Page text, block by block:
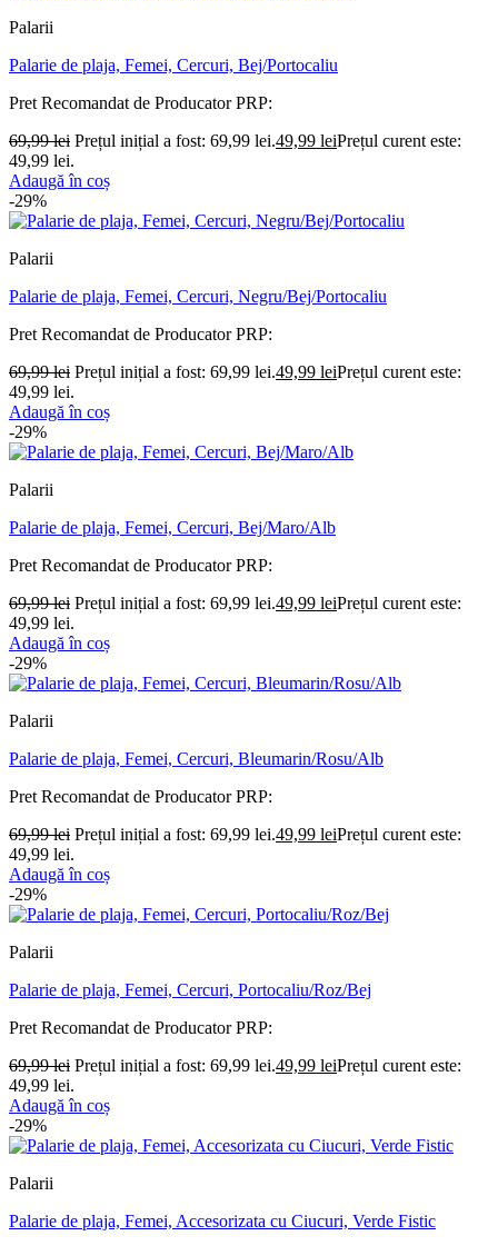
Palarii
Palarie de plaja, Femei, Cercuri, Bej/Portocaliu
Pret Recomandat de ProducatorPRP:
69,99lei Prețul inițial a fost: 69,99 lei.49,99 leiPrețul curent este:
49,99 lei.
Adaugă în coș
-29%
Palarii
Palarie de plaja, Femei, Cercuri, Negru/Bej/Portocaliu
Pret Recomandat de ProducatorPRP:
69,99lei Prețul inițial a fost: 69,99 lei.49,99 leiPrețul curent este:
49,99 lei.
Adaugă în coș
-29%
Palarii
Palarie de plaja, Femei, Cercuri, Bej/Maro/Alb
Pret Recomandat de ProducatorPRP:
69,99lei Prețul inițial a fost: 69,99 lei.49,99 leiPrețul curent este:
49,99 lei.
Adaugă în coș
-29%
Palarii
Palarie de plaja, Femei, Cercuri, Bleumarin/Rosu/Alb
Pret Recomandat de ProducatorPRP:
69,99lei Prețul inițial a fost: 69,99 lei.49,99 leiPrețul curent este:
49,99 lei.
Adaugă în coș
-29%
Palarii
Palarie de plaja, Femei, Cercuri, Portocaliu/Roz/Bej
Pret Recomandat de ProducatorPRP:
69,99lei Prețul inițial a fost: 69,99 lei.49,99 leiPrețul curent este:
49,99 lei.
Adaugă în coș
-29%
Palarii
Palarie de plaja, Femei, Accesorizata cu Ciucuri, Verde Fistic